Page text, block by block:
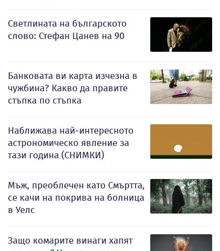
Светлината на българското
слово: Стефан Цанев на 90
Банковата ви карта изчезна в
чужбина? Какво да правите
стъпка по стъпка
Наближава най-интересното
астрономическо явление за
тази година (СНИМКИ)
Мъж, преоблечен като Смъртта,
се качи на покрива на болница
в Уелс
Защо комарите винаги хапят